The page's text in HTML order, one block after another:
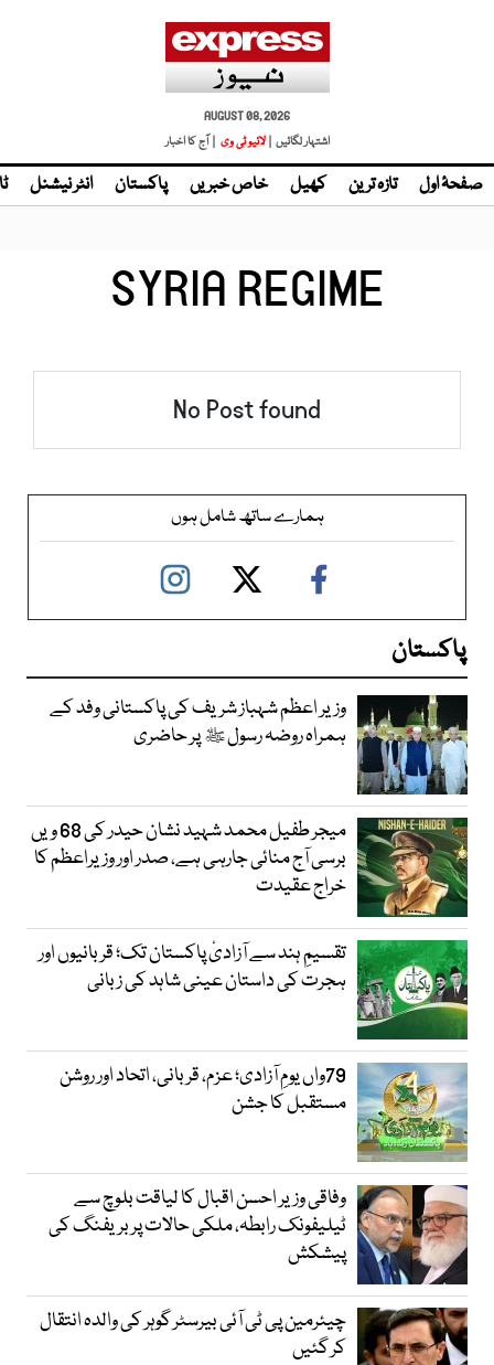
AUGUST 08, 2026
اشتہار لگائیں | لائیو ٹی وی | آج کا اخبار
صفحۂ اول تازہ ترین کھیل خاص خبریں پاکستان انٹر نیشنل
SYRIA REGIME
No Post found
ہمارے ساتھ شامل ہوں
پاکستان
وزیر اعظم شہباز شریف کی پاکستانی وفد کے
ہمراہ روضہ رسول ﷺ پر حاضری
میجر طفیل محمد شہید نشان حیدر کی 68 ویں
برسی آج منائی جارہی ہے، صدر اور وزیراعظم کا
خراج عقیدت
تقسیمِ ہند سے آزادیٔ پاکستان تک؛ قربانیوں اور
ہجرت کی داستان عینی شاہد کی زبانی
79واں یومِ آزادی؛ عزم، قربانی، اتحاد اور روشن
مستقبل کا جشن
وفاقی وزیر احسن اقبال کا لیاقت بلوچ سے
ٹیلیفونک رابطہ، ملکی حالات پر بریفنگ کی
پیشکش
چیئرمین پی ٹی آئی بیرسٹر گوہر کی والدہ انتقال
کر گئیں